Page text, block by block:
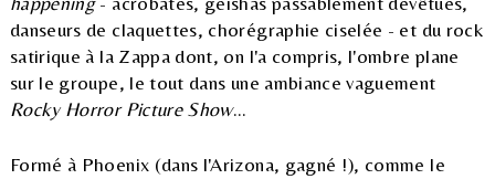
danseurs de claquettes, chorégraphie ciselée - et du rock
satirique à la Zappa dont, on l'a compris, l'ombre plane
sur le groupe, le tout dans une ambiance vaguement
Rocky Horror Picture Show...
Formé à Phoenix (dans l'Arizona, gagné !), comme le